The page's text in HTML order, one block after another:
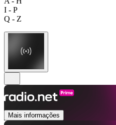
I - P
Q - Z
Mais informações